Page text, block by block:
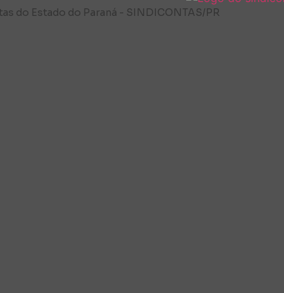
do Estado do Paraná - SINDICONTAS/PR